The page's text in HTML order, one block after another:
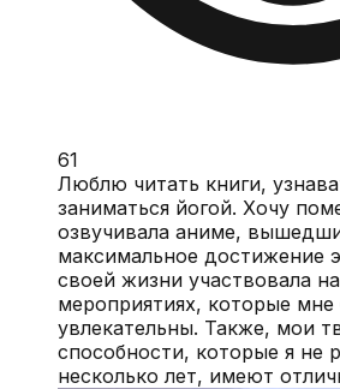
61
Люблю читать книги,
заниматься йогой. Хочу
озвучивала аниме,
максимальное достижение
своей жизни участвовала
мероприятиях, которые
увлекательны. Также, мои
способности, которые я не
несколько лет, имеют